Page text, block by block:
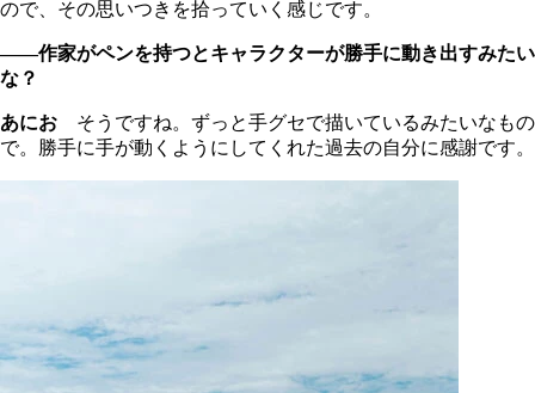
ので、その思いつきを拾っていく感じです。
――作家がペンを持つとキャラクターが勝手に動き出すみたい
な？
あにお そうですね。ずっと手グセで描いているみたいなもの
で。勝手に手が動くようにしてくれた過去の自分に感謝です。